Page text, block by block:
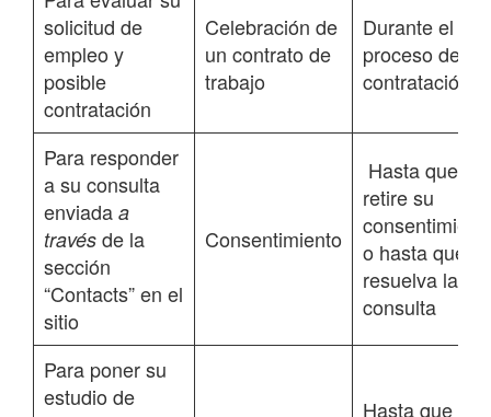
solicitud de
empleo y
posible
contratación
Celebración de
un contrato de
trabajo
Durante el
proceso de
contratación
Para responder
a su consulta
enviada a
través de la
sección
“Contacts” en el
sitio
Consentimiento
Hasta que
retire su
o hasta que se
resuelva la
consulta
Para poner su
estudio de
Hasta que